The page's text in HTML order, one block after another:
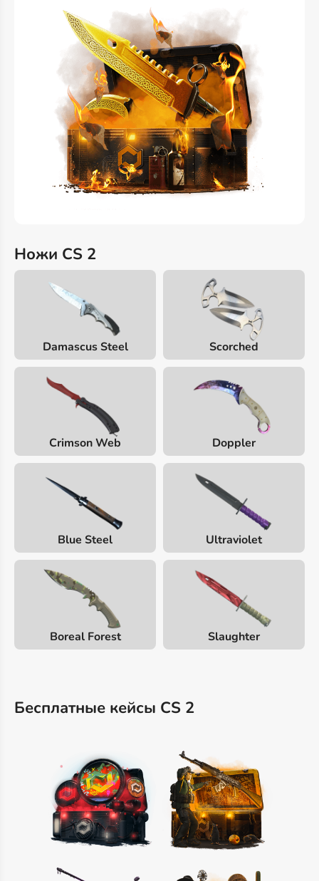
Ножи CS 2
Damascus Steel Scorched
Crimson Web Doppler
Blue Steel Ultraviolet
Boreal Forest Slaughter
Бесплатные кейсы CS 2